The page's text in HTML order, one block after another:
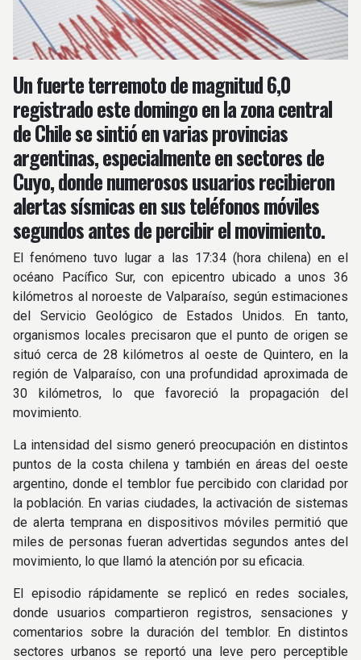
Un fuerte terremoto de magnitud 6,0
registrado este domingo en la zona central
de Chile se sintió en varias provincias
argentinas, especialmente en sectores de
Cuyo, donde numerosos usuarios recibieron
alertas sísmicas en sus teléfonos móviles
segundos antes de percibir el movimiento.
El fenómeno tuvo lugar a las 17:34 (hora chilena) en el
océano Pacífico Sur, con epicentro ubicado a unos 36
kilómetros al noroeste de Valparaíso, según estimaciones
del Servicio Geológico de Estados Unidos. En tanto,
organismos locales precisaron que el punto de origen se
situó cerca de 28 kilómetros al oeste de Quintero, en la
región de Valparaíso, con una profundidad aproximada de
30 kilómetros, lo que favoreció la propagación del
movimiento.
La intensidad del sismo generó preocupación en distintos
puntos de la costa chilena y también en áreas del oeste
argentino, donde el temblor fue percibido con claridad por
la población. En varias ciudades, la activación de sistemas
de alerta temprana en dispositivos móviles permitió que
miles de personas fueran advertidas segundos antes del
movimiento, lo que llamó la atención por su eficacia.
El episodio rápidamente se replicó en redes sociales,
donde usuarios compartieron registros, sensaciones y
comentarios sobre la duración del temblor. En distintos
sectores urbanos se reportó una leve pero perceptible